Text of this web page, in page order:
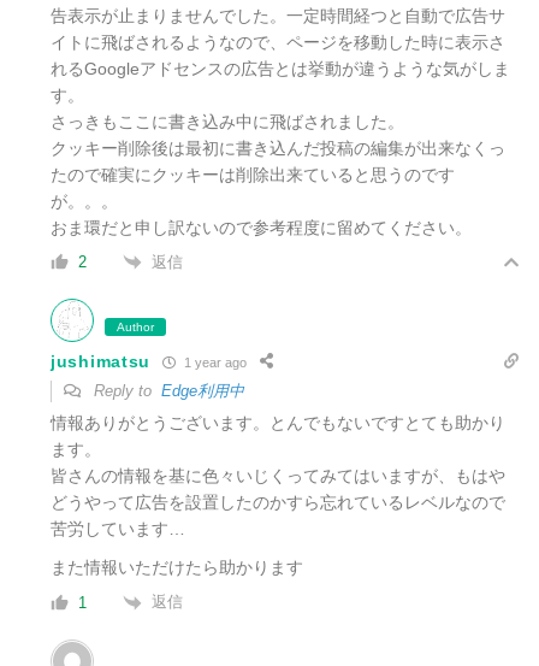
告表示が止まりませんでした。一定時間経つと自動で広告サ
イトに飛ばされるようなので、ページを移動した時に表示さ
れるGoogleアドセンスの広告とは挙動が違うような気がしま
す。
さっきもここに書き込み中に飛ばされました。
クッキー削除後は最初に書き込んだ投稿の編集が出来なくっ
たので確実にクッキーは削除出来ていると思うのです
が。。。
おま環だと申し訳ないので参考程度に留めてください。
2 返信
Author
jushimatsu 1 year ago
Reply to Edge利用中
情報ありがとうございます。とんでもないですとても助かり
ます。
皆さんの情報を基に色々いじくってみてはいますが、もはや
どうやって広告を設置したのかすら忘れているレベルなので
苦労しています…
また情報いただけたら助かります
1 返信